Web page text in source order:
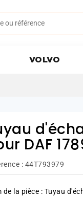
VOLVO
DAF
: 44T793979
de la pièce : Tuyau